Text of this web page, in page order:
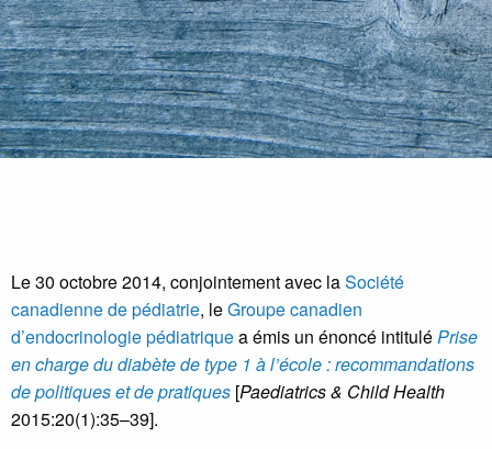
Le 30 octobre 2014, conjointement avec laSociété
canadienne de pédiatrie, leGroupe canadien
d’endocrinologie pédiatriquea émis un énoncé intitulé Prise
en charge du diabète de type 1 à l’école : recommandations
de politiques et de pratiques [Paediatrics & Child Health
2015:20(1):35–39].